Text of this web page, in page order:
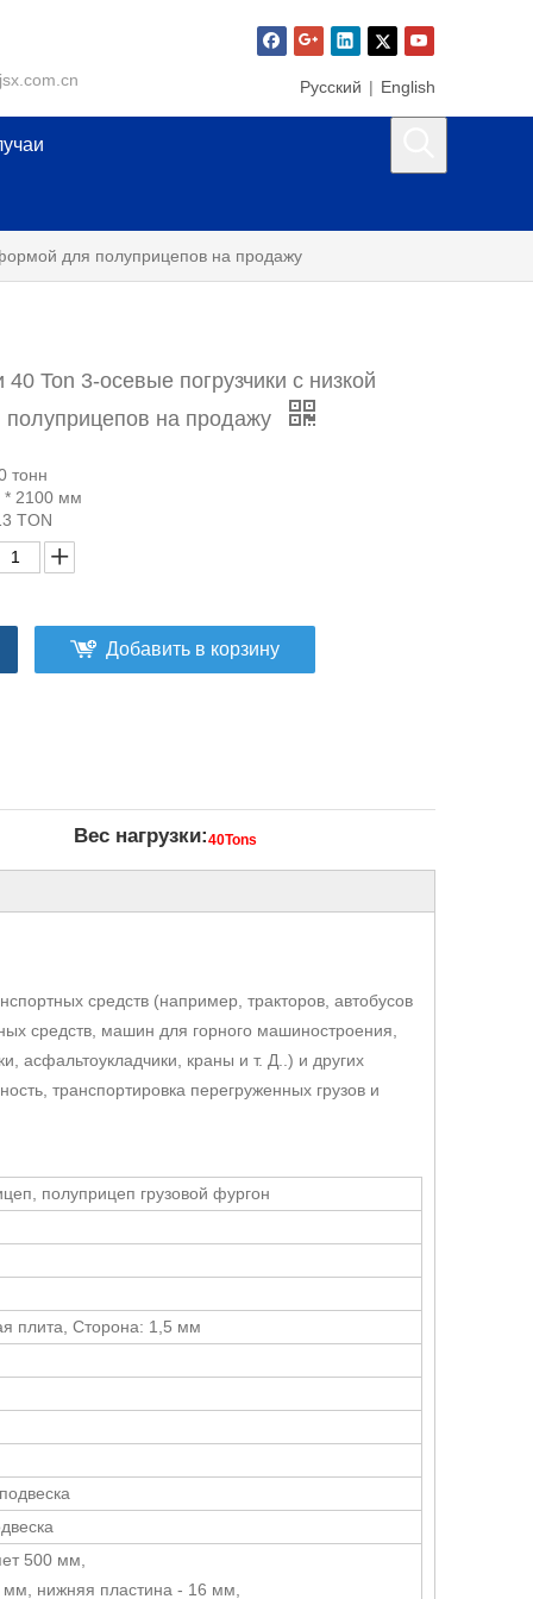
Pусский | English
для полуприцепов на продажу
Ton 3-осевые погрузчики с низкой
на продажу
тонн
* 2100 мм
TON
Добавить в корзину
Вес нагрузки:40Tons
средств (например, тракторов, автобусов
средств, машин для горного машиностроения,
асфальтоукладчики, краны и т. Д..) и других
транспортировка перегруженных грузов и
полуприцеп грузовой фургон
плита, Сторона: 1,5 мм
500 мм,
мм, нижняя пластина - 16 мм,